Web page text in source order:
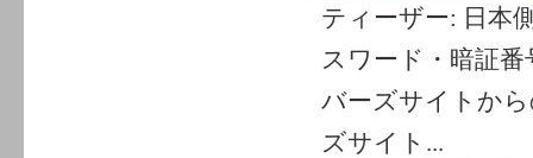
ティーザー: 日本
スワード・暗証
バーズサイトか
ズサイト...